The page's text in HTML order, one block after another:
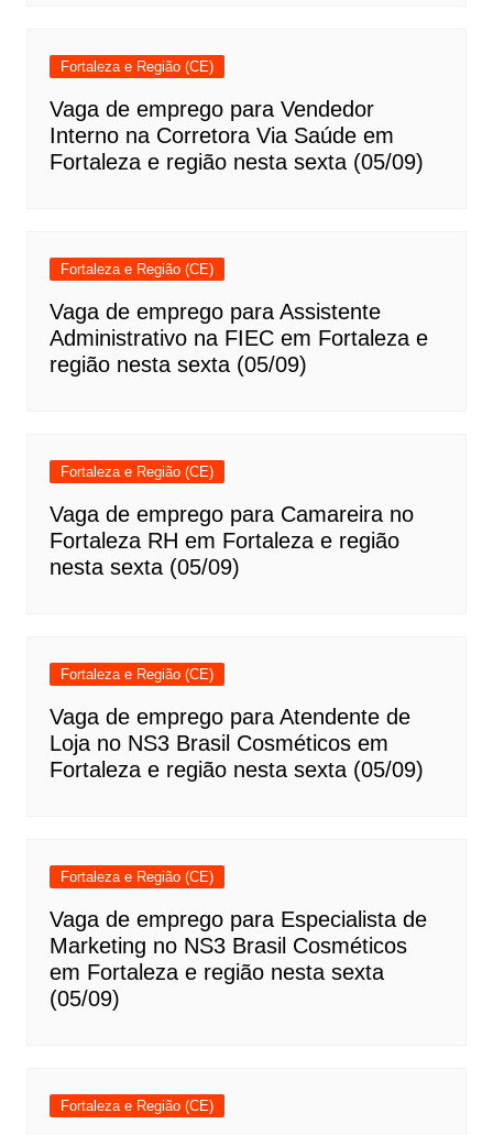
Fortaleza e Região (CE)
Vaga de emprego para Vendedor
Interno na Corretora Via Saúde em
Fortaleza e região nesta sexta (05/09)
Fortaleza e Região (CE)
Vaga de emprego para Assistente
Administrativo na FIEC em Fortaleza e
região nesta sexta (05/09)
Fortaleza e Região (CE)
Vaga de emprego para Camareira no
Fortaleza RH em Fortaleza e região
nesta sexta (05/09)
Fortaleza e Região (CE)
Vaga de emprego para Atendente de
Loja no NS3 Brasil Cosméticos em
Fortaleza e região nesta sexta (05/09)
Fortaleza e Região (CE)
Vaga de emprego para Especialista de
Marketing no NS3 Brasil Cosméticos
em Fortaleza e região nesta sexta
(05/09)
Fortaleza e Região (CE)